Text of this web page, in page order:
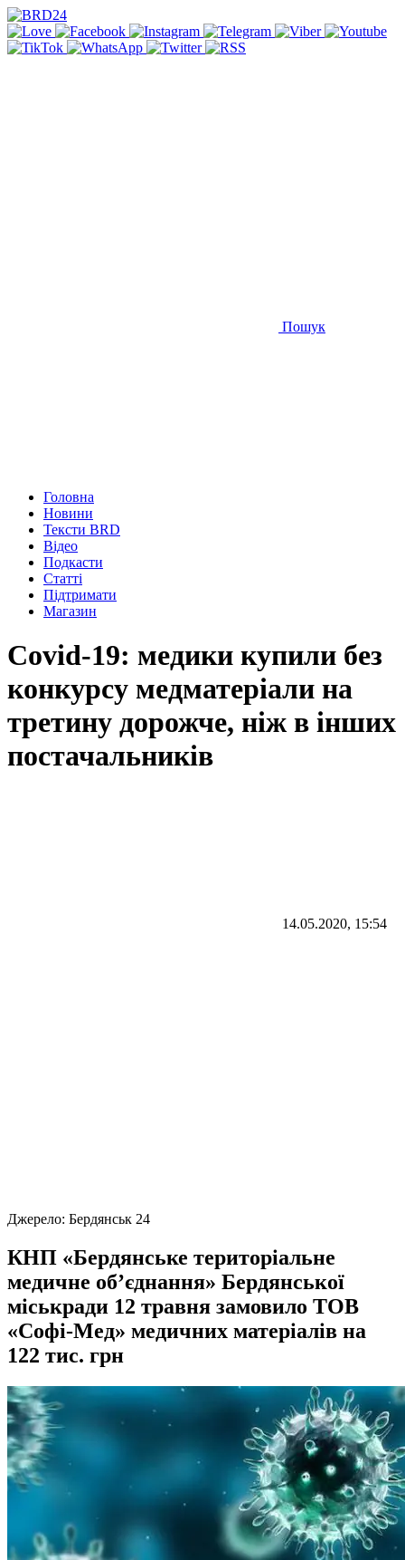
Пошук
Головна
Новини
Тексти BRD
Відео
Подкасти
Статті
Підтримати
Магазин
Covid-19: медики купили без
конкурсу медматеріали на
третину дорожче, ніж в інших
постачальників
14.05.2020, 15:54
Джерело: Бердянськ 24
КНП «Бердянське територіальне
медичне об’єднання» Бердянської
міськради 12 травня замовило ТОВ
«Софі-Мед» медичних матеріалів на
122 тис. грн